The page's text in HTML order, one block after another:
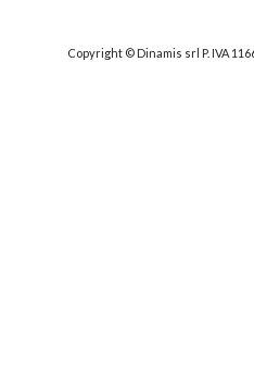
Copyright © Dinamis srl P. IVA